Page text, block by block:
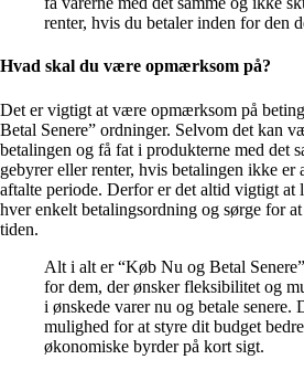
renter, hvis du betaler inden for den
Hvad skal du være opmærksom på?
Det er vigtigt at være opmærksom på
Betal Senere” ordninger. Selvom det kan
betalingen og få fat i produkterne med det
gebyrer eller renter, hvis betalingen ikke er
aftalte periode. Derfor er det altid vigtigt
hver enkelt betalingsordning og sørge for
tiden.
Alt i alt er “Køb Nu og Betal
for dem, der ønsker fleksibilitet og
i ønskede varer nu og betale senere.
mulighed for at styre dit budget
økonomiske byrder på kort sigt.